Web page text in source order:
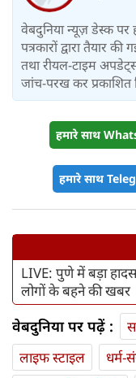
वेबदुनिया न्यूज़ डेस्क पर
पत्रकारों द्वारा तैयार की
तथा रीयल-टाइम अपडेट्स
जांच-परख कर प्रकाशित
हमारे साथ
हमारे साथ
LIVE: पुणे में बड़ा
लोगों के बहने की खबर
वेबदुनिया पर पढ़ें :
लाइफ स्‍टाइल
धर्म-